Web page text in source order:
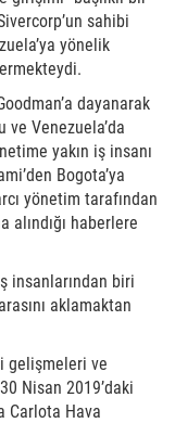
sahibi
yönelik
dayanarak
Venezuela’da
yakın iş insanı
Bogota’ya
yönetim tarafından
haberlere
insanlarından biri
aklamaktan
gelişmeleri ve
Nisan 2019’daki
Carlota Hava